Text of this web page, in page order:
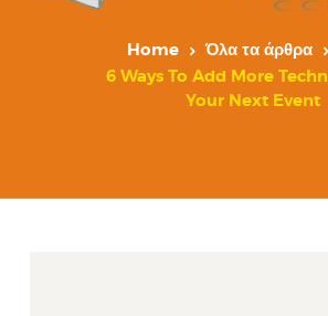
Home Όλα τα άρθρα
6 Ways To Add More
Your Next Event